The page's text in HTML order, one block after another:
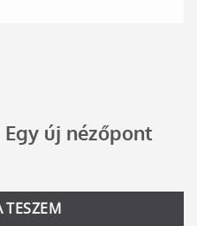
új nézőpont
TESZEM